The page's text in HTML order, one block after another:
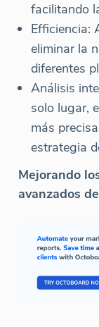
facilitando
Efficiencia:
eliminar la
diferentes
Análisis
solo lugar,
más
estrategia
Mejorando
avanzados